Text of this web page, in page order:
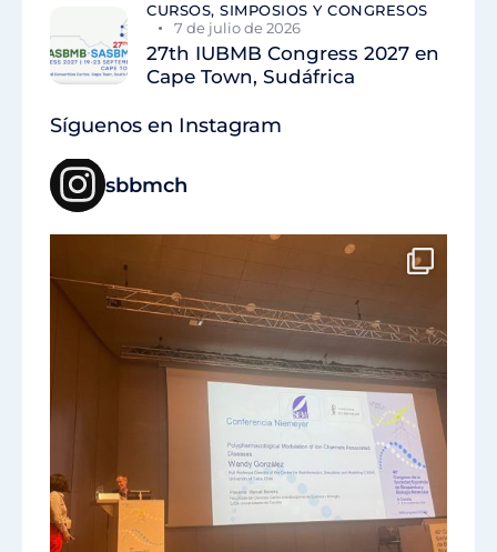
CURSOS, SIMPOSIOS Y CONGRESOS
7 de julio de 2026
27th IUBMB Congress 2027 en
Cape Town, Sudáfrica
Síguenos en Instagram
sbbmch